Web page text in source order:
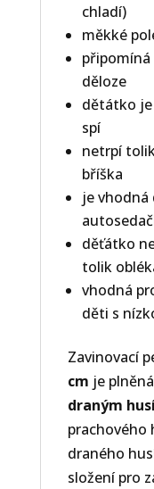
chladí)
měkké
děloze
dětátko
spí
netrpí
bříška
je vhodná
děťátko
tolik
vhodná
děti s
Zavinovací
cm je plněná
draným
prachového
draného
složení pro